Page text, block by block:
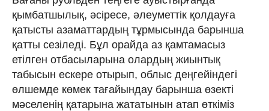
қымбатшылық, әсіресе, әлеуметтік қолдауға
қатысты азаматтардың тұрмысында барынша
қатты сезіледі. Бұл орайда аз қамтамасыз
етілген отбасыларына олардың жиынтық
табысын ескере отырып, облыс деңгейіндегі
өлшемде көмек тағайындау барынша өзекті
мәселенің қатарына жататынын атап өткіміз